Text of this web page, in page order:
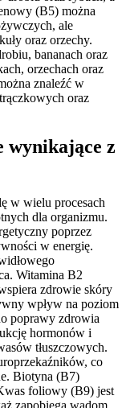
(B5) można
ale
oraz orzechy.
bananach oraz
orzechach oraz
znaleźć w
oraz
wynikające z
w wielu procesach
dla organizmu.
poprzez
w energię.
Witamina B2
zdrowie skóry
wpływ na poziom
poprawy zdrowia
hormonów i
tłuszczowych.
co
Biotyna (B7)
foliowy (B9) jest
zapobiega wadom